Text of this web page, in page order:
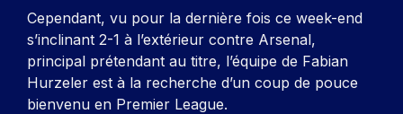
Cependant, vu pour la dernière fois ce week-end
s’inclinant 2-1 à l’extérieur contre Arsenal,
principal prétendant au titre, l’équipe de Fabian
Hurzeler est à la recherche d’un coup de pouce
bienvenu en Premier League.